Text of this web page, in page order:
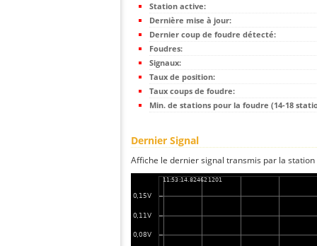
Station active:
Dernière mise à jour:
Dernier coup de foudre détecté:
Foudres:
Signaux:
Taux de position:
Taux coups de foudre:
Min. de stations pour la foudre (14-18
Dernier Signal
Affiche le dernier signal transmis par la